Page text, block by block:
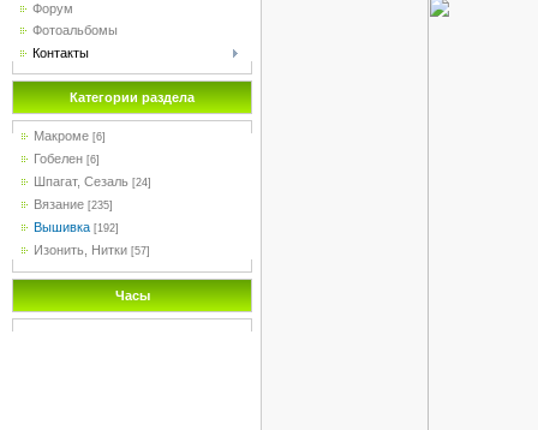
Форум
Фотоальбомы
Контакты
Категории раздела
Макроме [6]
Гобелен [6]
Шпагат, Сезаль [24]
Вязание [235]
Вышивка [192]
Изонить, Нитки [57]
Часы